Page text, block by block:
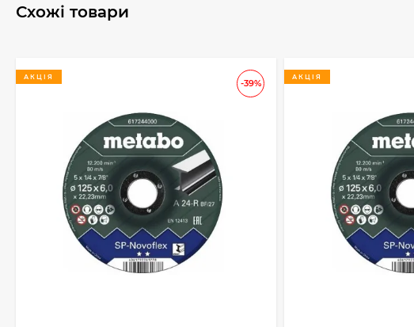
Схожі товари
-39%
АКЦІЯ АКЦІЯ